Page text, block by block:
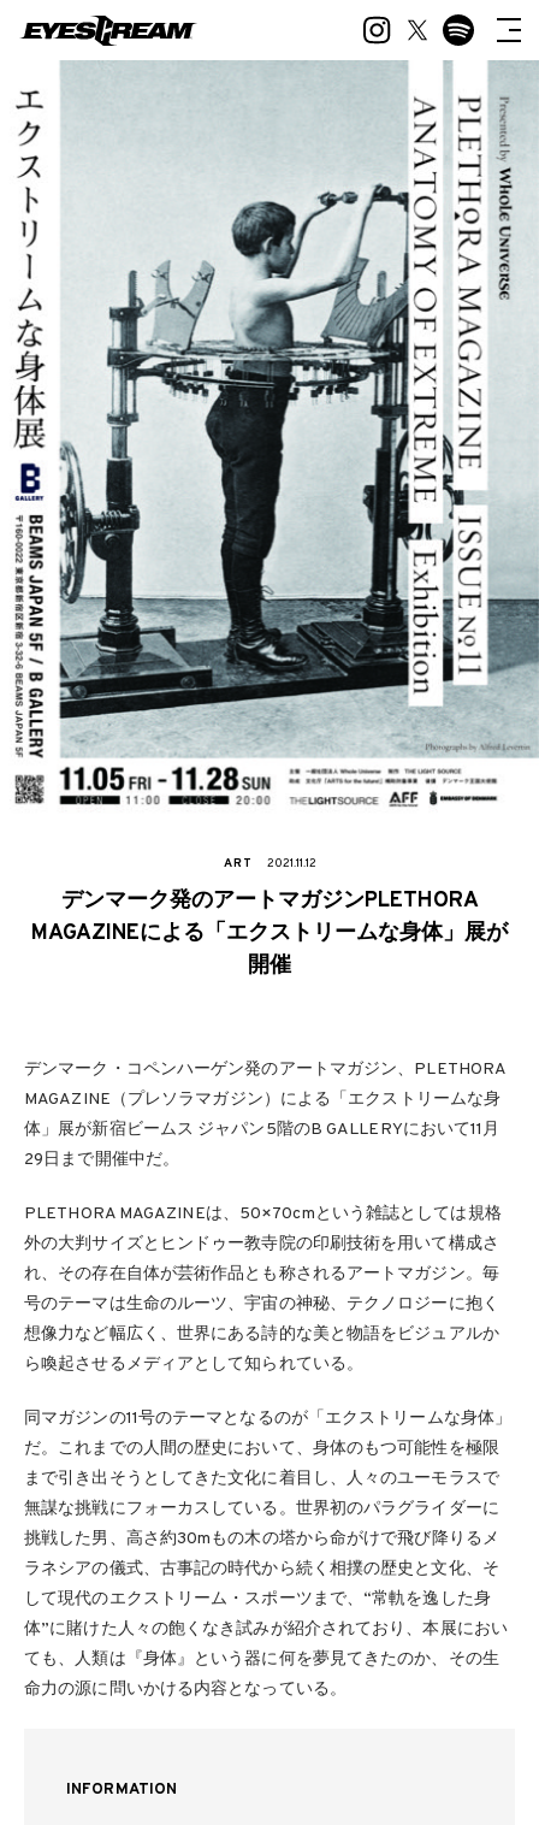
ART 2021.11.12
デンマーク発のアートマガジンPLETHORA
MAGAZINEによる「エクストリームな身体」展が
開催
デンマーク・コペンハーゲン発のアートマガジン、PLETHORA
MAGAZINE（プレソラマガジン）による「エクストリームな身
体」展が新宿ビームス ジャパン5階のB GALLERYにおいて11月
29日まで開催中だ。
PLETHORA MAGAZINEは、50×70cmという雑誌としては規格
外の大判サイズとヒンドゥー教寺院の印刷技術を用いて構成さ
れ、その存在自体が芸術作品とも称されるアートマガジン。毎
号のテーマは生命のルーツ、宇宙の神秘、テクノロジーに抱く
想像力など幅広く、世界にある詩的な美と物語をビジュアルか
ら喚起させるメディアとして知られている。
同マガジンの11号のテーマとなるのが「エクストリームな身体」
だ。これまでの人間の歴史において、身体のもつ可能性を極限
まで引き出そうとしてきた文化に着目し、人々のユーモラスで
無謀な挑戦にフォーカスしている。世界初のパラグライダーに
挑戦した男、高さ約30mもの木の塔から命がけで飛び降りるメ
ラネシアの儀式、古事記の時代から続く相撲の歴史と文化、そ
して現代のエクストリーム・スポーツまで、“常軌を逸した身
体”に賭けた人々の飽くなき試みが紹介されており、本展におい
ても、人類は『身体』という器に何を夢見てきたのか、その生
命力の源に問いかける内容となっている。
INFORMATION